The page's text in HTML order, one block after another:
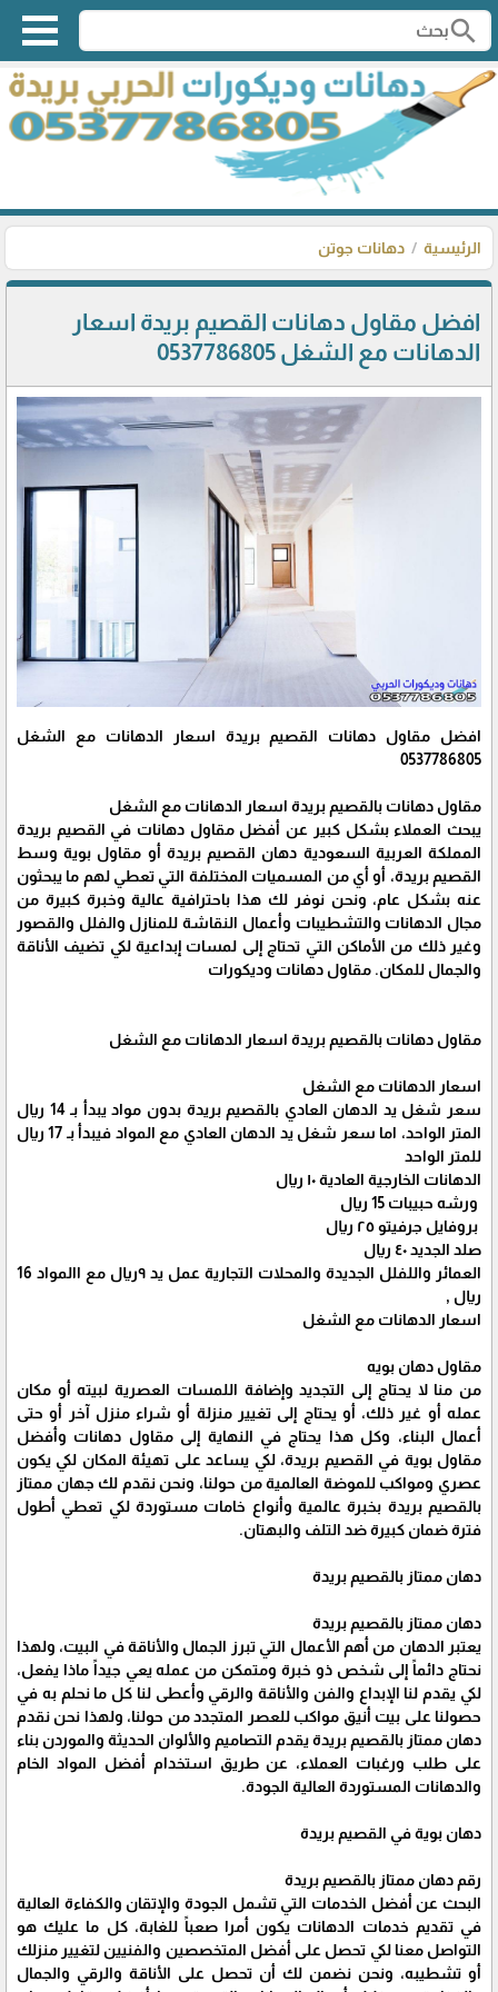
search
الرئيسية دهانات جوتن
افضل مقاول دهانات القصيم بريدة اسعار
الدهانات مع الشغل 0537786805
افضل مقاول دهانات القصيم بريدة اسعار الدهانات مع الشغل
0537786805
مقاول دهانات بالقصيم بريدة اسعار الدهانات مع الشغل
يبحث العملاء بشكل كبير عن أفضل مقاول دهانات في القصيم بريدة
المملكة العربية السعودية دهان القصيم بريدة أو مقاول بوية وسط
القصيم بريدة، أو أي من المسميات المختلفة التي تعطي لهم ما يبحثون
عنه بشكل عام، ونحن نوفر لك هذا باحترافية عالية وخبرة كبيرة من
مجال الدهانات والتشطيبات وأعمال النقاشة للمنازل والفلل والقصور
وغير ذلك من الأماكن التي تحتاج إلى لمسات إبداعية لكي تضيف الأناقة
والجمال للمكان. مقاول دهانات وديكورات
مقاول دهانات بالقصيم بريدة اسعار الدهانات مع الشغل
اسعار الدهانات مع الشغل
سعر شغل يد الدهان العادي بالقصيم بريدة بدون مواد يبدأ بـ 14 ريال
المتر الواحد، اما سعر شغل يد الدهان العادي مع المواد فيبدأ بـ 17 ريال
للمتر الواحد
الدهانات الخارجية العادية ١٠ ريال
ورشه حبيبات 15 ريال
بروفايل جرفيتو ٢٥ ريال
صلد الجديد ٤٠ ريال
العمائر واللفلل الجديدة والمحلات التجارية عمل يد ٩ريال مع االمواد 16
ريال ,
اسعار الدهانات مع الشغل
مقاول دهان بويه
من منا لا يحتاج إلى التجديد وإضافة اللمسات العصرية لبيته أو مكان
عمله أو غير ذلك، أو يحتاج إلى تغيير منزلة أو شراء منزل آخر أو حتى
أعمال البناء، وكل هذا يحتاج في النهاية إلى مقاول دهانات وأفضل
مقاول بوية في القصيم بريدة، لكي يساعد على تهيئة المكان لكي يكون
عصري ومواكب للموضة العالمية من حولنا، ونحن نقدم لك جهان ممتاز
بالقصيم بريدة بخبرة عالمية وأنواع خامات مستوردة لكي تعطي أطول
فترة ضمان كبيرة ضد التلف والبهتان.
دهان ممتاز بالقصيم بريدة
دهان ممتاز بالقصيم بريدة
يعتبر الدهان من أهم الأعمال التي تبرز الجمال والأناقة في البيت، ولهذا
نحتاج دائماً إلى شخص ذو خبرة ومتمكن من عمله يعي جيداً ماذا يفعل،
لكي يقدم لنا الإبداع والفن والأناقة والرقي وأعطى لنا كل ما نحلم به في
حصولنا على بيت أنيق مواكب للعصر المتجدد من حولنا، ولهذا نحن نقدم
دهان ممتاز بالقصيم بريدة يقدم التصاميم والألوان الحديثة والموردن بناء
على طلب ورغبات العملاء، عن طريق استخدام أفضل المواد الخام
والدهانات المستوردة العالية الجودة.
دهان بوية في القصيم بريدة
رقم دهان ممتاز بالقصيم بريدة
البحث عن أفضل الخدمات التي تشمل الجودة والإتقان والكفاءة العالية
في تقديم خدمات الدهانات يكون أمرا صعباً للغابة، كل ما عليك هو
التواصل معنا لكي تحصل على أفضل المتخصصين والفنيين لتغيير منزلك
أو تشطيبه، ونحن نضمن لك أن تحصل على الأناقة والرقي والجمال